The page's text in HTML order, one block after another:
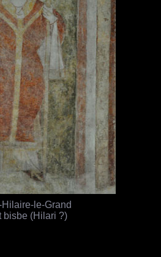
le-Grand
bisbe (Hilari ?)